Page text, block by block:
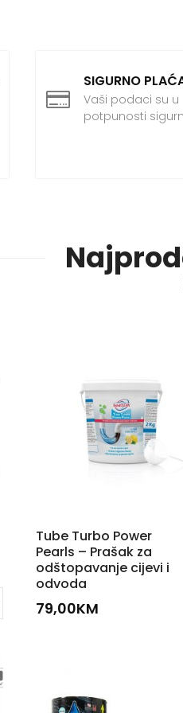

SIGURNO
Vaši podaci su u
potpunosti
Tube Turbo Power
Pearls – Prašak za
odštopavanje cijevi i
odvoda
79,00KM